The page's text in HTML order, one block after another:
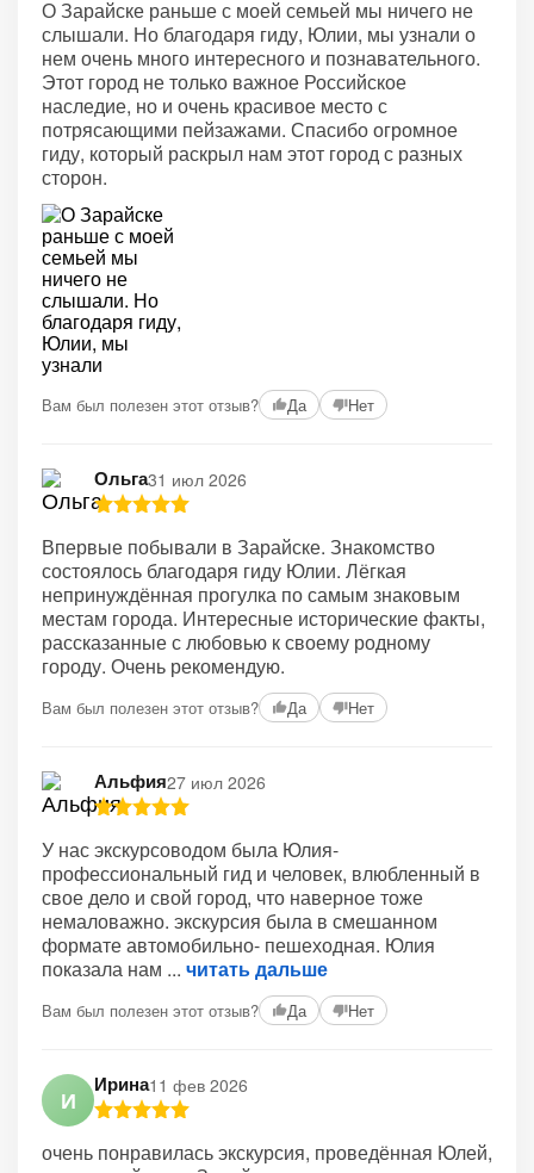
О Зарайске раньше с моей семьей мы ничего не
слышали. Но благодаря гиду, Юлии, мы узнали о
нем очень много интересного и познавательного.
Этот город не только важное Российское
наследие, но и очень красивое место с
потрясающими пейзажами. Спасибо огромное
гиду, который раскрыл нам этот город с разных
сторон.
Вам был полезен этот отзыв? Да Нет
Ольга31 июл 2026
Впервые побывали в Зарайске. Знакомство
состоялось благодаря гиду Юлии. Лёгкая
непринуждённая прогулка по самым знаковым
местам города. Интересные исторические факты,
рассказанные с любовью к своему родному
городу. Очень рекомендую.
Вам был полезен этот отзыв? Да Нет
Альфия27 июл 2026
У нас экскурсоводом была Юлия-
профессиональный гид и человек, влюбленный в
свое дело и свой город, что наверное тоже
немаловажно. экскурсия была в смешанном
формате автомобильно- пешеходная. Юлия
показала нам
читать дальше
Вам был полезен этот отзыв? Да Нет
И
Ирина11 фев 2026
очень понравилась экскурсия, проведённая Юлей,